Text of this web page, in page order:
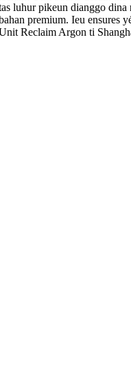
luhur pikeun dianggo
premium. Ieu ensures
Reclaim Argon ti